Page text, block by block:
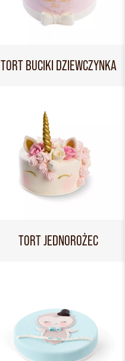
TORT BUCIKI DZIEWCZYNKA
TORT JEDNOROŻEC